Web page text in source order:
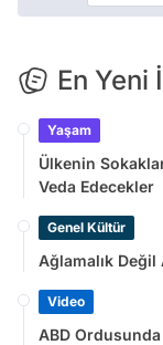
En Yeni
Yaşam
Ülkenin
Veda Edecekler
Genel Kültür
Ağlamalık
Video
ABD